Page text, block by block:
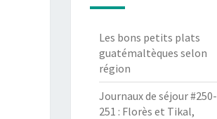
Les bons petits plats
guatémaltèques selon
région
Journaux de séjour #250-
251 : Florès et Tikal,